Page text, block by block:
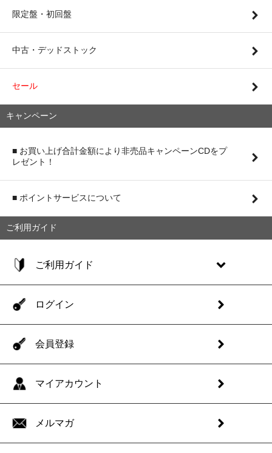
限定盤・初回盤
中古・デッドストック
セール
キャンペーン
■ お買い上げ合計金額により非売品キャンペーンCDをプ
レゼント！
■ ポイントサービスについて
ご利用ガイド
ご利用ガイド
ログイン
会員登録
マイアカウント
メルマガ